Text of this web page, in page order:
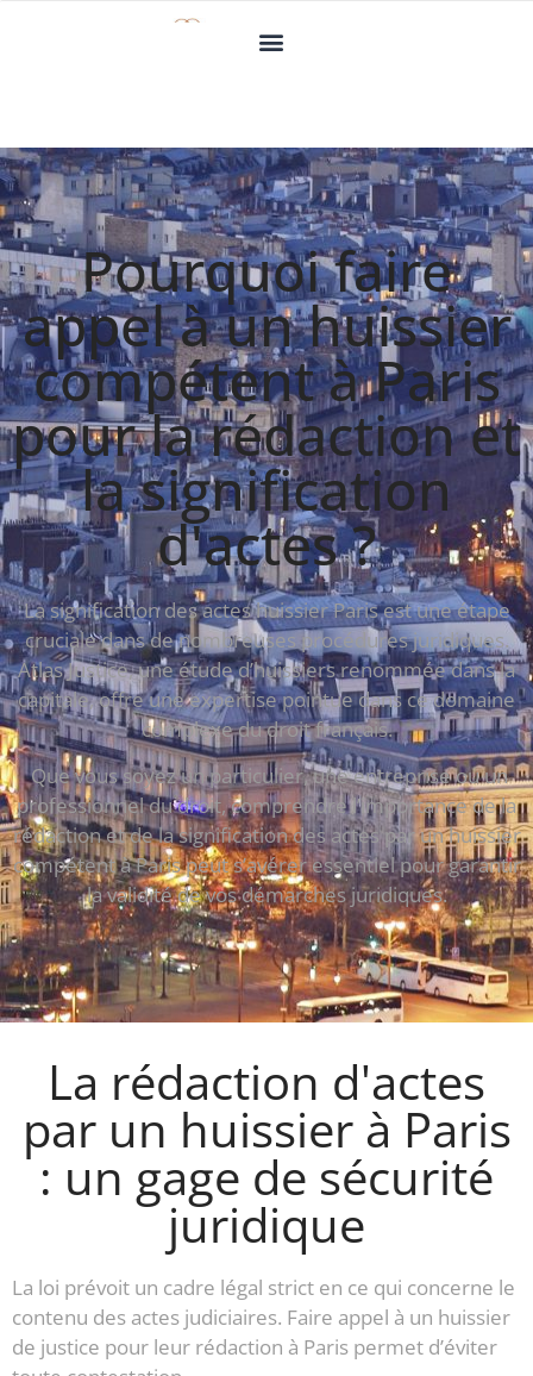
Pourquoi faire
appel à un huissier
compétent à Paris
pour la rédaction et
la signification
d'actes ?
La signification des actes huissier Paris est une étape
cruciale dans de nombreuses procédures juridiques.
Atlas Justice, une étude d’huissiers renommée dans la
capitale, offre une expertise pointue dans ce domaine
complexe du droit français.
Que vous soyez un particulier, une entreprise ou un
professionnel du droit, comprendre l’importance de la
rédaction et de la signification des actes par un huissier
compétent à Paris peut s’avérer essentiel pour garantir
la validité de vos démarches juridiques.
La rédaction d'actes
par un huissier à Paris
: un gage de sécurité
juridique
La loi prévoit un cadre légal strict en ce qui concerne le
contenu des actes judiciaires. Faire appel à un huissier
de justice pour leur rédaction à Paris permet d’éviter